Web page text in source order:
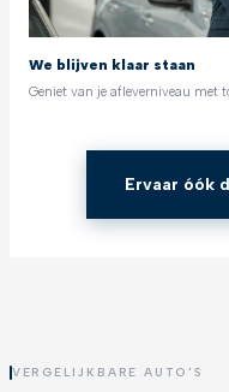
We blijven klaar staan
Geniet van je afleverniveau met
Ervaar óók
VERGELIJKBARE AUTO'S